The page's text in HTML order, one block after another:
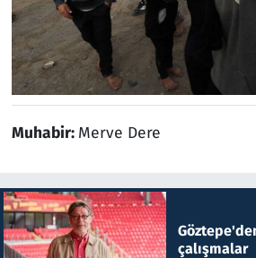
Muhabir: Merve Dere
çalışmalar